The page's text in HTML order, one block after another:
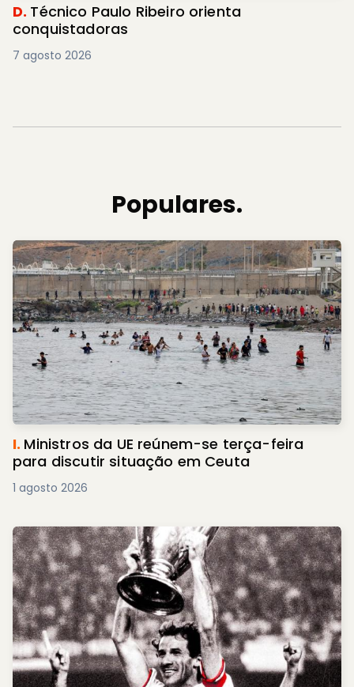
D. Técnico Paulo Ribeiro orienta
conquistadoras
7 agosto 2026
Populares.
I. Ministros da UE reúnem-se terça-feira
para discutir situação em Ceuta
1 agosto 2026